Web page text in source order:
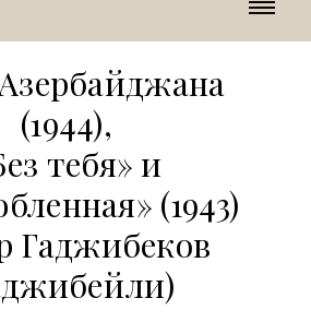
(1944),
тебя» и
(1943)
Гаджибеков